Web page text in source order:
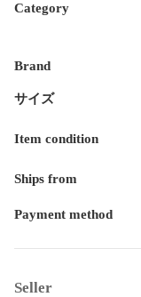
Category
Brand
サイズ
Item condition
Ships from
Payment method
Seller